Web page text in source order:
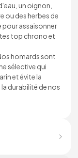
un oignon,
ou des herbes de
pour assaisonner
top chrono et
homards sont
sélective qui
et évite la
durabilité de nos